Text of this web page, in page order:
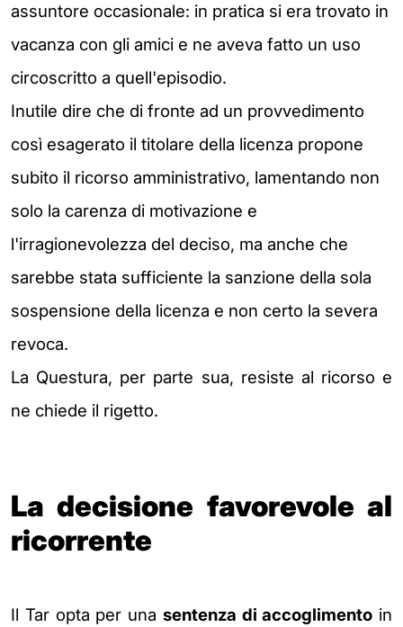
assuntore occasionale: in pratica si era trovato in
vacanza con gli amici e ne aveva fatto un uso
circoscritto a quell'episodio.
Inutile dire che di fronte ad un provvedimento
così esagerato il titolare della licenza propone
subito il ricorso amministrativo, lamentando non
solo la carenza di motivazione e
l'irragionevolezza del deciso, ma anche che
sarebbe stata sufficiente la sanzione della sola
sospensione della licenza e non certo la severa
revoca.
La Questura, per parte sua, resiste al ricorso e
ne chiede il rigetto.
La decisione favorevole al
ricorrente
Il Tar opta per una sentenza di accoglimento in